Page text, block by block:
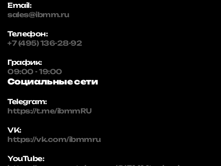
Email:
sales@ibmm.ru
Телефон:
+7 (495) 136-28-92
График:
09:00 - 19:00
Социальные сети
Telegram:
https://t.me/ibmmRU
VK:
https://vk.com/ibmmru
YouTube: